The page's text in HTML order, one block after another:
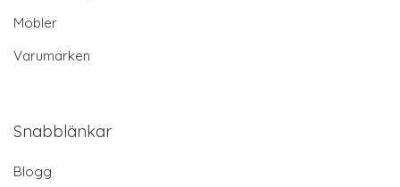
Möbler
Varumärken
Snabblänkar
Blogg